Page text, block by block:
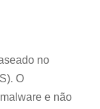
no
O
e não